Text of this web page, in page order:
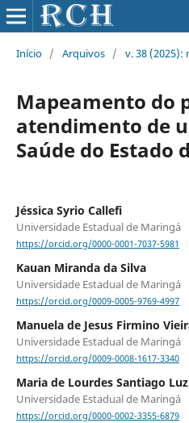
Início / Arquivos / v. 38
Mapeamento do
atendimento de
Saúde do Estado
Jéssica Syrio Callefi
Universidade Estadual de Maringá
https://orcid.org/0000-0001-7037-5981
Kauan Miranda da Silva
Universidade Estadual de Maringá
https://orcid.org/0009-0005-9769-4997
Manuela de Jesus Firmino
Universidade Estadual de Maringá
https://orcid.org/0009-0008-1617-3340
Maria de Lourdes Santiago Luz
Universidade Estadual de Maringá
https://orcid.org/0000-0002-3355-6879